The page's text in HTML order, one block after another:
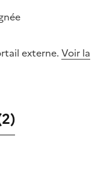
externe. Voir la
2)